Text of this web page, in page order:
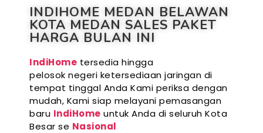
INDIHOME MEDAN BELAWAN
KOTA MEDAN SALES PAKET
HARGA BULAN INI
IndiHome tersedia hingga
pelosok negeri ketersediaan jaringan di
tempat tinggal Anda Kami periksa dengan
mudah, Kami siap melayani pemasangan
baru IndiHome untuk Anda di seluruh Kota
Besar se Nasional